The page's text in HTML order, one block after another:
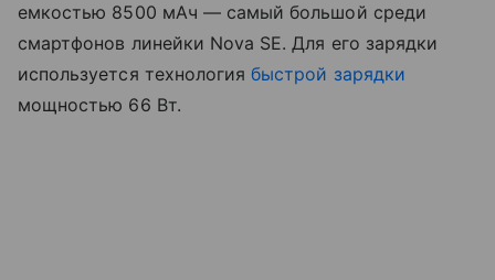
емкостью 8500 мАч — самый большой среди
смартфонов линейки Nova SE. Для его зарядки
используется технологиябыстрой зарядки
мощностью 66 Вт.